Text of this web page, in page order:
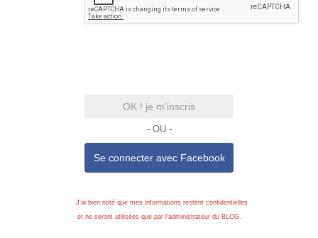
OK ! je m'inscris
- OU -
Se connecter avec Facebook
J'ai bien noté que mes informations restent confidentielles
et ne seront utilisées que par l'administrateur du BLOG.